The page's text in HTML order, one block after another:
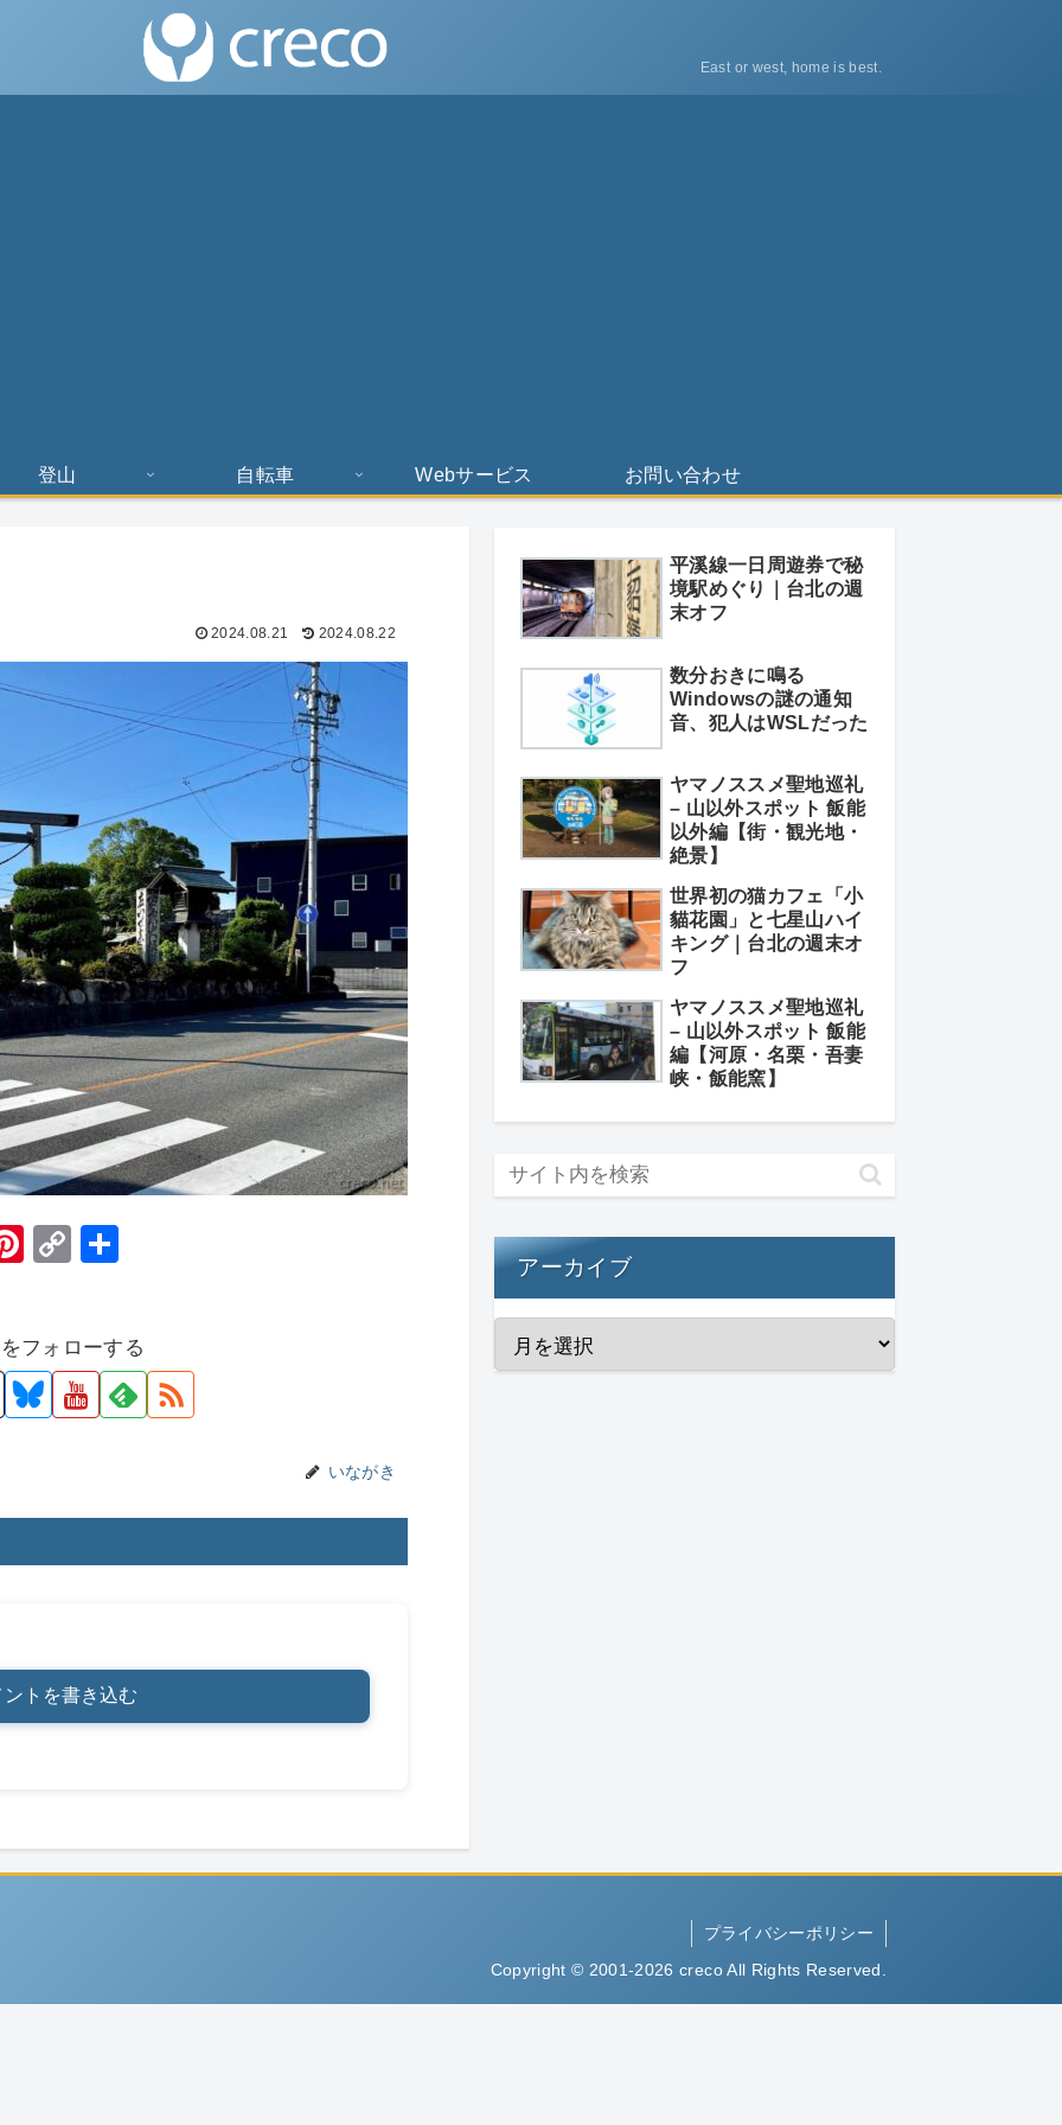
East or west, home is best.
登山 自転車 Webサービス お問い合わせ
2024.08.21 2024.08.22
Pi
e
st
C
y
Li
フォローする
いながき
ントを書き込む
平溪線一日周遊券で秘
境駅めぐり｜台北の週
末オフ
数分おきに鳴る
Windowsの謎の通知
音、犯人はWSLだった
ヤマノススメ聖地巡礼
– 山以外スポット 飯能
以外編【街・観光地・
絶景】
世界初の猫カフェ「小
貓花園」と七星山ハイ
キング｜台北の週末オ
フ
ヤマノススメ聖地巡礼
– 山以外スポット 飯能
編【河原・名栗・吾妻
峡・飯能窯】
アーカイブ
プライバシーポリシー
Copyright © 2001-2026 creco All Rights Reserved.